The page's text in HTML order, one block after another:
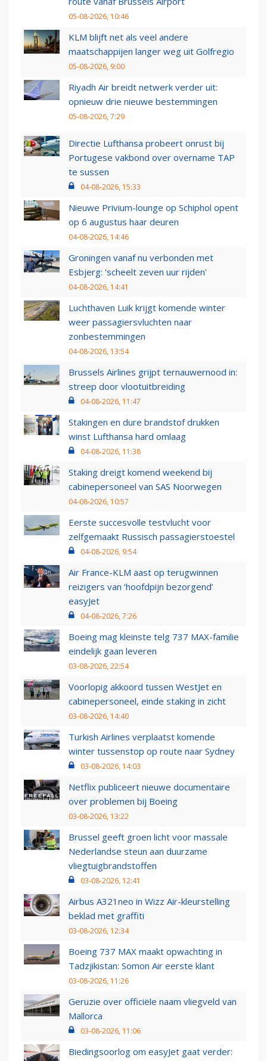
05-08-2026, 10:46
KLM blijft net als veel andere
maatschappijen langer weg uit Golfregio
05-08-2026, 9:00
Riyadh Air breidt netwerk verder uit:
opnieuw drie nieuwe bestemmingen
05-08-2026, 7:29
Directie Lufthansa probeert onrust bij
Portugese vakbond over overname TAP
te sussen
04-08-2026, 15:33
Nieuwe Privium-lounge op Schiphol opent
op 6 augustus haar deuren
04-08-2026, 14:46
Groningen vanaf nu verbonden met
Esbjerg: 'scheelt zeven uur rijden'
04-08-2026, 14:41
Luchthaven Luik krijgt komende winter
weer passagiersvluchten naar
zonbestemmingen
04-08-2026, 13:54
Brussels Airlines grijpt ternauwernood in:
streep door vlootuitbreiding
04-08-2026, 11:47
Stakingen en dure brandstof drukken
winst Lufthansa hard omlaag
04-08-2026, 11:38
Staking dreigt komend weekend bij
cabinepersoneel van SAS Noorwegen
04-08-2026, 10:57
Eerste succesvolle testvlucht voor
zelfgemaakt Russisch passagierstoestel
04-08-2026, 9:54
Air France-KLM aast op terugwinnen
reizigers van ‘hoofdpijn bezorgend’
easyJet
04-08-2026, 7:26
Boeing mag kleinste telg 737 MAX-familie
eindelijk gaan leveren
03-08-2026, 22:54
Voorlopig akkoord tussen WestJet en
cabinepersoneel, einde staking in zicht
03-08-2026, 14:40
Turkish Airlines verplaatst komende
winter tussenstop op route naar Sydney
03-08-2026, 14:03
Netflix publiceert nieuwe documentaire
over problemen bij Boeing
03-08-2026, 13:22
Brussel geeft groen licht voor massale
Nederlandse steun aan duurzame
vliegtuigbrandstoffen
03-08-2026, 12:41
Airbus A321neo in Wizz Air-kleurstelling
beklad met graffiti
03-08-2026, 12:34
Boeing 737 MAX maakt opwachting in
Tadzjikistan: Somon Air eerste klant
03-08-2026, 11:26
Geruzie over officiële naam vliegveld van
Mallorca
03-08-2026, 11:06
Biedingsoorlog om easyJet gaat verder: